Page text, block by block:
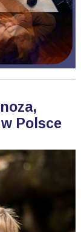
Polsce